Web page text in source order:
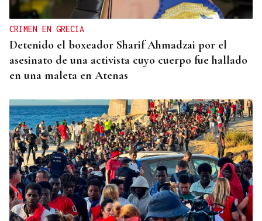
CRIMEN EN GRECIA
Detenido el boxeador Sharif Ahmadzai por el
asesinato de una activista cuyo cuerpo fue hallado
en una maleta en Atenas